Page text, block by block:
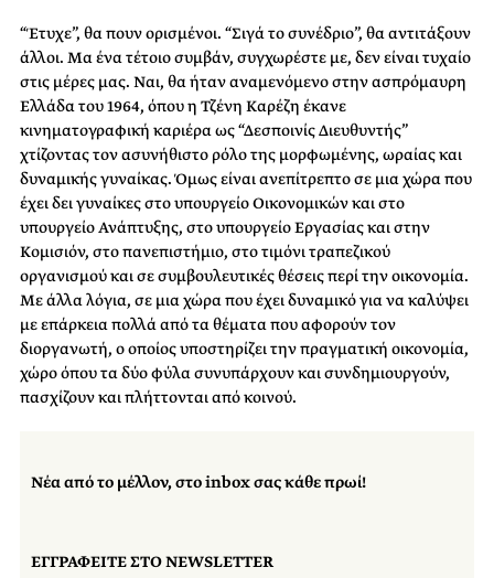
“Έτυχε”, θα πουν ορισμένοι. “Σιγά το συνέδριο”, θα αντιτάξουν
άλλοι. Μα ένα τέτοιο συμβάν, συγχωρέστε με, δεν είναι τυχαίο
στις μέρες μας. Ναι, θα ήταν αναμενόμενο στην ασπρόμαυρη
Ελλάδα του 1964, όπου η Τζένη Καρέζη έκανε
κινηματογραφική καριέρα ως “Δεσποινίς Διευθυντής”
χτίζοντας τον ασυνήθιστο ρόλο της μορφωμένης, ωραίας και
δυναμικής γυναίκας. Όμως είναι ανεπίτρεπτο σε μια χώρα που
έχει δει γυναίκες στο υπουργείο Οικονομικών και στο
υπουργείο Ανάπτυξης, στο υπουργείο Εργασίας και στην
Κομισιόν, στο πανεπιστήμιο, στο τιμόνι τραπεζικού
οργανισμού και σε συμβουλευτικές θέσεις περί την οικονομία.
Με άλλα λόγια, σε μια χώρα που έχει δυναμικό για να καλύψει
με επάρκεια πολλά από τα θέματα που αφορούν τον
διοργανωτή, ο οποίος υποστηρίζει την πραγματική οικονομία,
χώρο όπου τα δύο φύλα συνυπάρχουν και συνδημιουργούν,
πασχίζουν και πλήττονται από κοινού.
Νέα από το μέλλον, στο inbox σας κάθε πρωί!
ΕΓΓΡΑΦΕΙΤΕ ΣΤΟ NEWSLETTER